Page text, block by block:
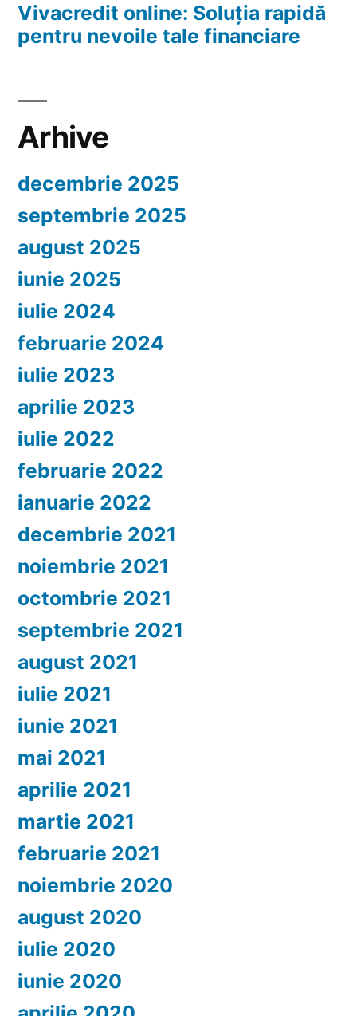
Vivacredit online: Soluția rapidă
pentru nevoile tale financiare
Arhive
decembrie 2025
septembrie 2025
august 2025
iunie 2025
iulie 2024
februarie 2024
iulie 2023
aprilie 2023
iulie 2022
februarie 2022
ianuarie 2022
decembrie 2021
noiembrie 2021
octombrie 2021
septembrie 2021
august 2021
iulie 2021
iunie 2021
mai 2021
aprilie 2021
martie 2021
februarie 2021
noiembrie 2020
august 2020
iulie 2020
iunie 2020